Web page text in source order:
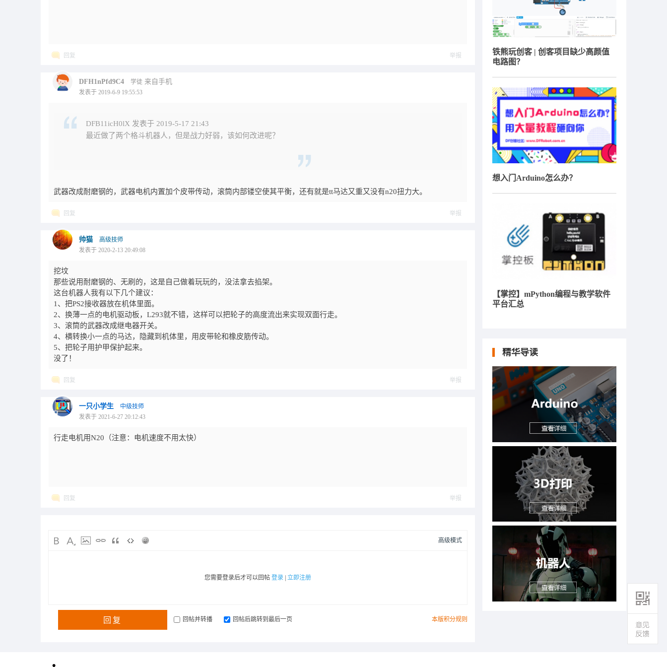
回复 举报
DFH1nPfd9C4 学徒 来自手机
发表于 2019-6-9 19:55:53
DFB11icH0lX 发表于 2019-5-17 21:43
最近做了两个格斗机器人，但是战力好弱，该如何改进呢？
武器改成耐磨钢的，武器电机内置加个皮带传动，滚筒内部镂空使其平衡，还有就是tt马达又重又没有n20扭力大。
回复 举报
帅猫
高级技师
发表于 2020-2-13 20:49:08
挖坟
那些说用耐磨钢的、无刷的，这是自己做着玩玩的，没法拿去掐架。
这台机器人我有以下几个建议：
1、把PS2接收器放在机体里面。
2、换薄一点的电机驱动板，L293就不错，这样可以把轮子的高度流出来实现双面行走。
3、滚筒的武器改成继电器开关。
4、横转换小一点的马达，隐藏到机体里，用皮带轮和橡皮筋传动。
5、把轮子用护甲保护起来。
没了！
回复 举报
一只小学生
中级技师
发表于 2021-6-27 20:12:43
行走电机用N20（注意：电机速度不用太快）
回复 举报
高级模式
您需要登录后才可以回帖 登录 立即注册
本版积分规则
回复 回帖并转播 回帖后跳转到最后一页
铁熊玩创客 | 创客项目缺少高颜值
电路图？
想入门Arduino怎么办？
【掌控】mPython编程与教学软件
平台汇总
精华导读